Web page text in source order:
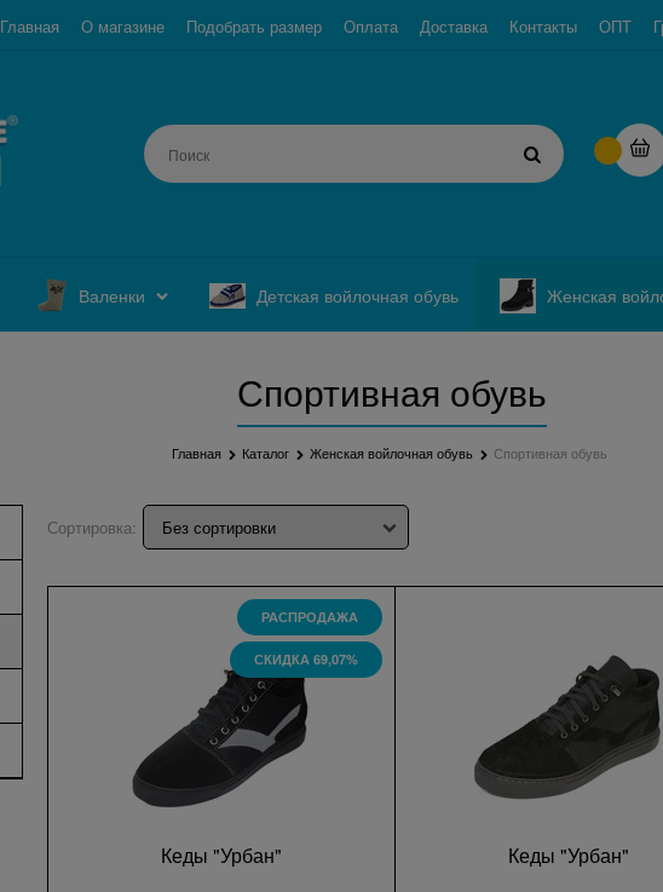
Главная О магазине Подобрать размер Оплата Доставка Контакты ОПТ
Валенки Детская войлочная обувь Женская
Спортивная обувь
Главная Каталог Женская войлочная обувь Спортивная обувь
Сортировка:
Кеды "Урбан"
РАСПРОДАЖА
СКИДКА 69,07%
Кеды "Урбан"